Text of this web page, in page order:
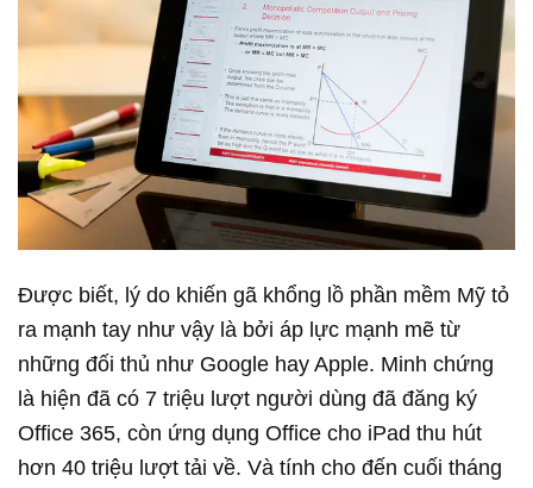
Được biết, lý do khiến gã khổng lồ phần mềm Mỹ tỏ
ra mạnh tay như vậy là bởi áp lực mạnh mẽ từ
những đối thủ như Google hay Apple. Minh chứng
là hiện đã có 7 triệu lượt người dùng đã đăng ký
Office 365, còn ứng dụng Office cho iPad thu hút
hơn 40 triệu lượt tải về. Và tính cho đến cuối tháng